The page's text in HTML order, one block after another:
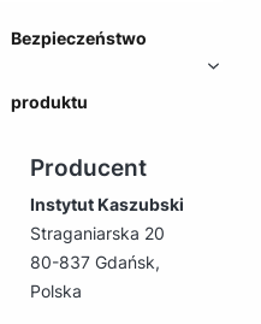
Bezpieczeństwo
produktu
Producent
Instytut Kaszubski
Straganiarska 20
80-837 Gdańsk,
Polska